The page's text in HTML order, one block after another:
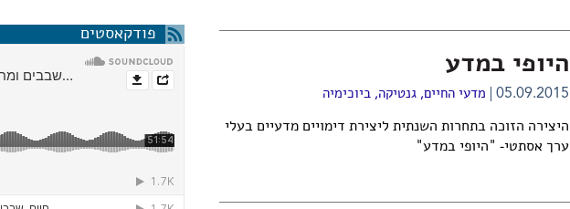
היופי במדע
05.09.2015 מדעי החיים,גנטיקה,ביוכימיה
היצירה הזוכה בתחרות השנתית ליצירת דימויים מדעיים בעלי
ערך אסתטי- "היופי במדע"
פודקאסטים